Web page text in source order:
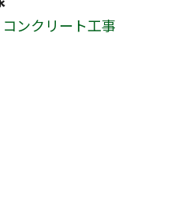
コンクリート工事